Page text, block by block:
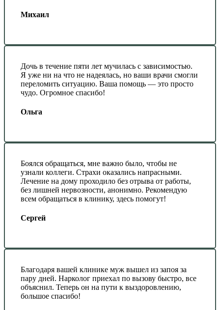
Михаил
Дочь в течение пяти лет мучилась с зависимостью.
Я уже ни на что не надеялась, но ваши врачи смогли
переломить ситуацию. Ваша помощь — это просто
чудо. Огромное спасибо!
Ольга
Боялся обращаться, мне важно было, чтобы не
узнали коллеги. Страхи оказались напрасными.
Лечение на дому проходило без отрыва от работы,
без лишней нервозности, анонимно. Рекомендую
всем обращаться в клинику, здесь помогут!
Сергей
Благодаря вашей клинике муж вышел из запоя за
пару дней. Нарколог приехал по вызову быстро, все
объяснил. Теперь он на пути к выздоровлению,
большое спасибо!